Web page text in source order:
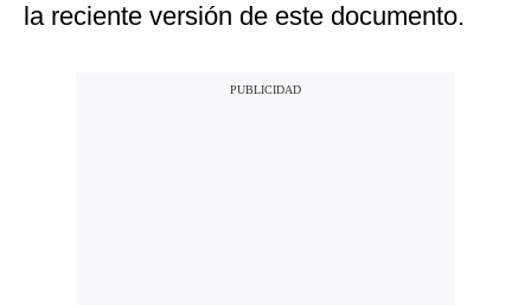
la reciente versión de este documento.